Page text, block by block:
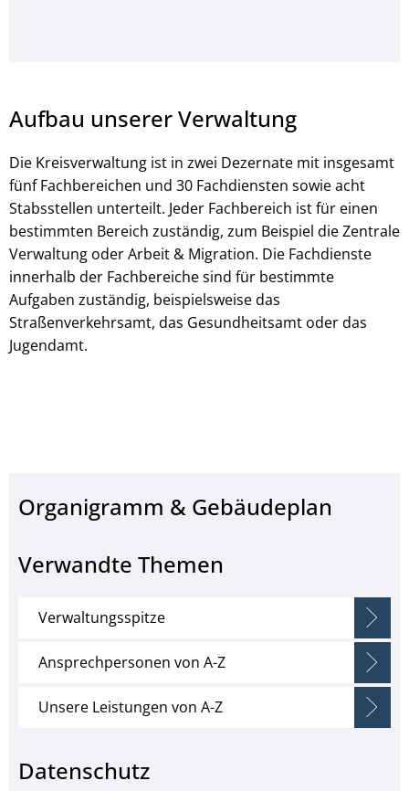
Aufbau unserer Verwaltung
Die Kreisverwaltung ist in zwei Dezernate mit insgesamt
fünf Fachbereichen und 30 Fachdiensten sowie acht
Stabsstellen unterteilt. Jeder Fachbereich ist für einen
bestimmten Bereich zuständig, zum Beispiel die Zentrale
Verwaltung oder Arbeit & Migration. Die Fachdienste
innerhalb der Fachbereiche sind für bestimmte
Aufgaben zuständig, beispielsweise das
Straßenverkehrsamt, das Gesundheitsamt oder das
Jugendamt.
Organigramm & Gebäudeplan
Verwandte Themen
Verwaltungsspitze
Ansprechpersonen von A-Z
Unsere Leistungen von A-Z
Datenschutz